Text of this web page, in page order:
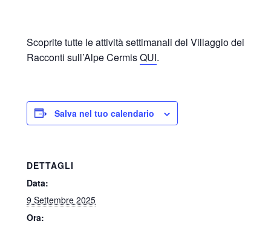
Scoprite tutte le attività settimanali del Villaggio dei
Racconti sull’Alpe CermisQUI.
Salva nel tuo calendario
DETTAGLI
Data:
9 Settembre 2025
Ora: